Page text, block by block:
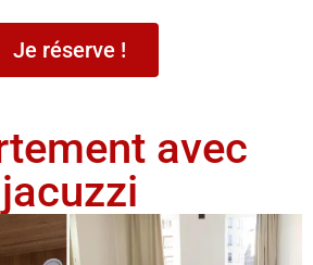
Je réserve !
avec
jacuzzi